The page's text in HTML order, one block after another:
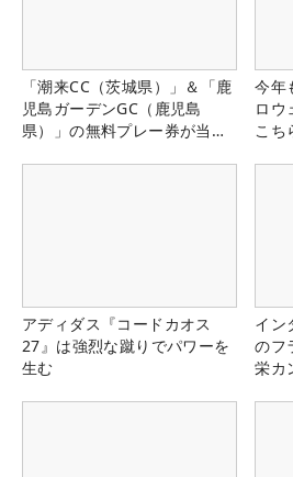
「潮来CC（茨城県）」＆「鹿
児島ガーデンGC（鹿児島
県）」の無料プレー券が当た
今年
ロウ
こち
アディダス『コードカオス
27』は強烈な蹴りでパワーを
生む
イン
のフ
栄カ